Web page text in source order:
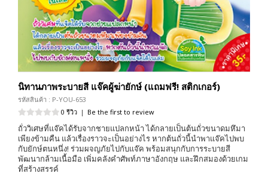
นิทานภาพระบายสี แจ๊คผู้ฆ่ายักษ์ (แถมฟรี! สติกเกอร์)
รหัสสินค้า : P-YOU-653
0 รีวิว | Be the first to review
ถั่ววิเศษที่แจ๊คได้รับจากชายแปลกหน้า ได้กลายเป็นต้นถั่วขนาดมหึมา
เพียงข้ามคืน แล้วเรื่องราวจะเป็นอย่างไร หากต้นถั่วนี้นำพาแจ๊คไปพบ
กับยักษ์ตนหนึ่ง! ร่วมผจญภัยไปกับแจ๊ค พร้อมสนุกกับการระบายสี
พัฒนากล้ามเนื้อมือ เพิ่มคลังคำศัพท์ภาษาอังกฤษ และฝึกสมองด้วยเกม
ที่สร้างสรรค์